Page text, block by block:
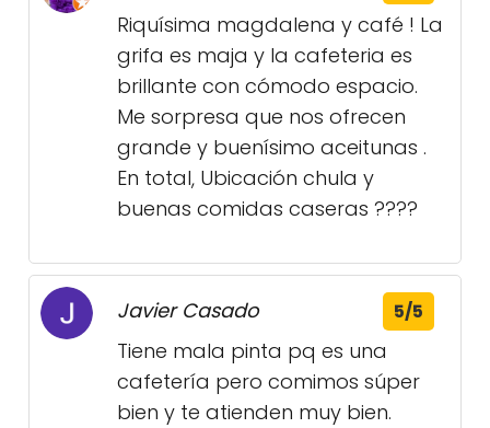
Riquísima magdalena y café ! La
grifa es maja y la cafeteria es
brillante con cómodo espacio.
Me sorpresa que nos ofrecen
grande y buenísimo aceitunas .
En total, Ubicación chula y
buenas comidas caseras ????
Javier Casado 5/5
Tiene mala pinta pq es una
cafetería pero comimos súper
bien y te atienden muy bien.